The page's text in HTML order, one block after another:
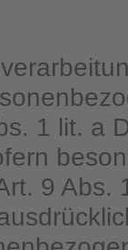
1 lit. a
9 Abs.